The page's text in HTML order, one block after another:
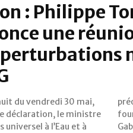
: Philippe
une
du vendredi 30 mai,
déclaration, le ministre
universel à l’Eau et à
relative à la
d’eau et d’électricité au
que l’État avait